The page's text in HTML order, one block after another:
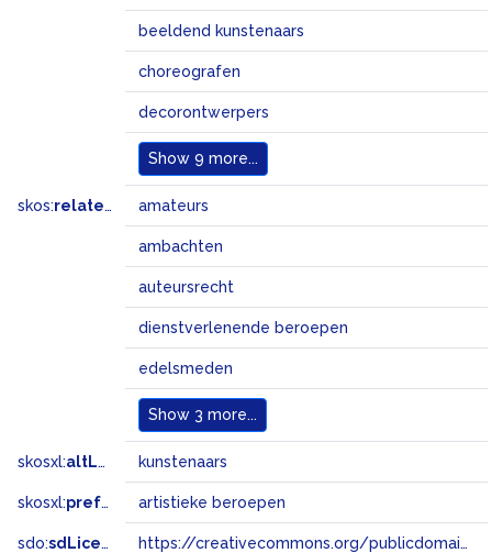
beeldend kunstenaars
choreografen
decorontwerpers
Show 9 more...
skos:related amateurs
ambachten
auteursrecht
dienstverlenende beroepen
edelsmeden
Show 3 more...
skosxl:altLabel kunstenaars
skosxl:prefLabel artistieke beroepen
sdo:sdLicense https://creativecommons.org/publicdomain/zero/1.0/